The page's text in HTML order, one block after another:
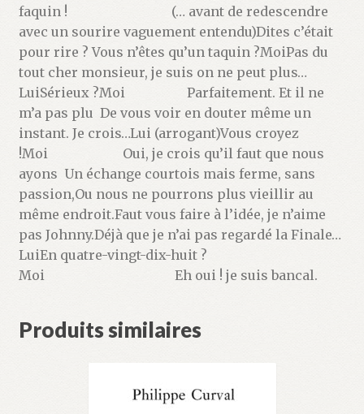
faquin ! (… avant de redescendre
avec un sourire vaguement entendu)Dites c’était
pour rire ? Vous n’êtes qu’un taquin ?MoiPas du
tout cher monsieur, je suis on ne peut plus…
LuiSérieux ?Moi Parfaitement. Et il ne
m’a pas plu De vous voir en douter même un
instant. Je crois…Lui (arrogant)Vous croyez
!Moi Oui, je crois qu’il faut que nous
ayons Un échange courtois mais ferme, sans
passion,Ou nous ne pourrons plus vieillir au
même endroit.Faut vous faire à l’idée, je n’aime
pas Johnny.Déjà que je n’ai pas regardé la Finale…
LuiEn quatre-vingt-dix-huit ?
Moi Eh oui ! je suis bancal.
Produits similaires